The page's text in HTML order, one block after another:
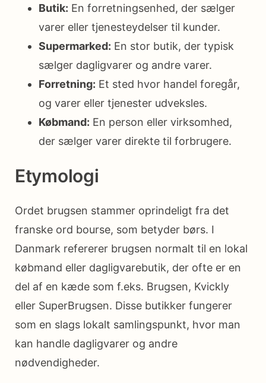
Butik: En forretningsenhed, der sælger
varer eller tjenesteydelser til kunder.
Supermarked: En stor butik, der typisk
sælger dagligvarer og andre varer.
Forretning: Et sted hvor handel foregår,
og varer eller tjenester udveksles.
Købmand: En person eller virksomhed,
der sælger varer direkte til forbrugere.
Etymologi
Ordet brugsen stammer oprindeligt fra det
franske ord bourse, som betyder børs. I
Danmark refererer brugsen normalt til en lokal
købmand eller dagligvarebutik, der ofte er en
del af en kæde som f.eks. Brugsen, Kvickly
eller SuperBrugsen. Disse butikker fungerer
som en slags lokalt samlingspunkt, hvor man
kan handle dagligvarer og andre
nødvendigheder.